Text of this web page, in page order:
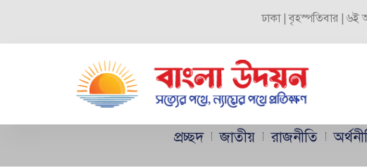
ঢাকা | বৃহস্পতিবার | ৬ই
প্রচ্ছদ জাতীয় রাজনীতি